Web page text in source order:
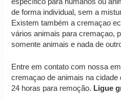
de forma individual, sem a
Existem também a cremaçao
vários animais para cremaçao,
somente animais e nada de
Entre em contato com nossa
cremaçao de animais na cidade
24 horas para remoção. Ligue